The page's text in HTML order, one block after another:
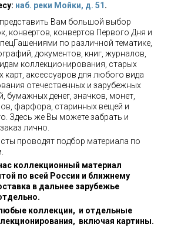
наб. реки Мойки, д. 51 .
Вам большой выбор
конвертов, конвертов Первого Дня и
по различной тематике,
документов, книг, журналов,
коллекционирования, старых
карт, аксессуаров для любого вида
отечественных и зарубежных
бумажных денег, значков, монет,
фарфора, старинных вещей и
Здесь же Вы можете забрать и
лично.
проводят подбор материала по
коллекционный материал
по всей России и ближнему
в дальнее зарубежье
коллекции, и отдельные
включая картины.